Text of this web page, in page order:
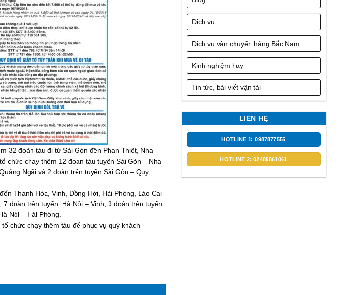
32 đoàn tàu đi từ Sài Gòn đến Phan Thiết, Nha
chức chạy thêm 12 đoàn tàu tuyến Sài Gòn – Nha
Ngãi và 2 đoàn trên tuyến Sài Gòn – Quy
Thanh Hóa, Vinh, Đồng Hới, Hải Phòng, Lào Cai
đoàn trên tuyến Hà Nội – Vinh; 3 đoàn trên tuyến
Nội – Hải Phòng.
chức chạy thêm tàu để phục vụ quý khách.
Dịch vụ
Dịch vụ vận chuyển hàng Bắc Nam
Kinh nghiệm hay
Tin tức, bài viết vận tải
LIÊN HỆ
HOTLINE 1: 0987877555
HOTLINE 2: 02485861061